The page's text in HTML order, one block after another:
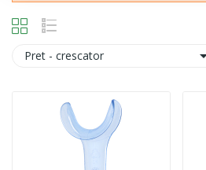
Pret - crescator